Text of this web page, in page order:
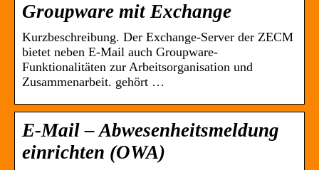
Groupware mit Exchange
Kurzbeschreibung. Der Exchange-Server der ZECM
bietet neben E-Mail auch Groupware-
Funktionalitäten zur Arbeitsorganisation und
Zusammenarbeit. gehört …
E-Mail – Abwesenheitsmeldung
einrichten (OWA)